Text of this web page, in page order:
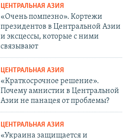
ЦЕНТРАЛЬНАЯ АЗИЯ
«Очень помпезно». Кортежи
президентов в Центральной Азии
и эксцессы, которые с ними
связывают
ЦЕНТРАЛЬНАЯ АЗИЯ
«Краткосрочное решение».
Почему амнистии в Центральной
Азии не панацея от проблемы?
ЦЕНТРАЛЬНАЯ АЗИЯ
«Украина защищается и